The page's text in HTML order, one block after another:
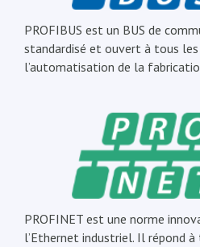
PROFIBUS est un BUS de
standardisé et ouvert à tous les
l’automatisation de la
PROFINET est une norme
l’Ethernet industriel. Il répond